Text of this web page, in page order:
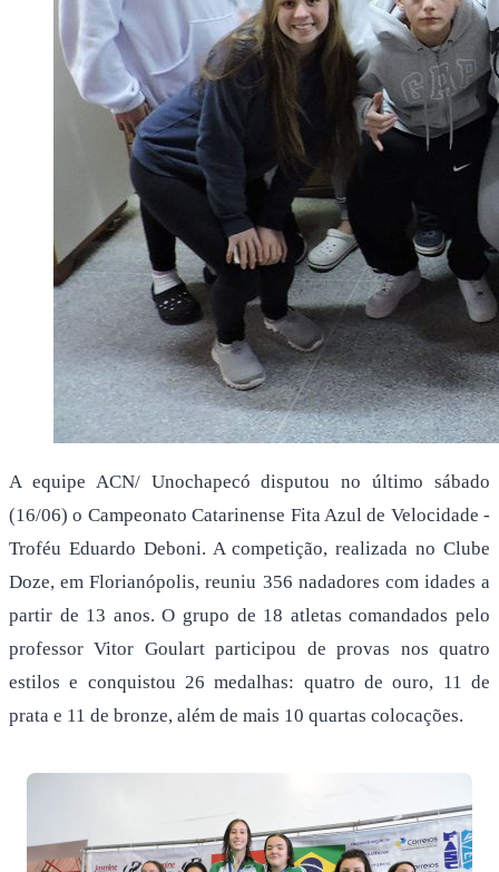
A equipe ACN/ Unochapecó disputou no último sábado
(16/06) o Campeonato Catarinense Fita Azul de Velocidade -
Troféu Eduardo Deboni. A competição, realizada no Clube
Doze, em Florianópolis, reuniu 356 nadadores com idades a
partir de 13 anos. O grupo de 18 atletas comandados pelo
professor Vitor Goulart participou de provas nos quatro
estilos e conquistou 26 medalhas: quatro de ouro, 11 de
prata e 11 de bronze, além de mais 10 quartas colocações.